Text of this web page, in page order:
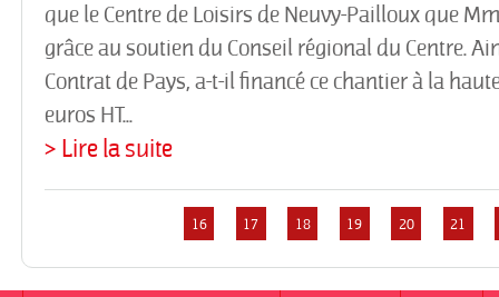
que le Centre de Loisirs de Neuvy-Pailloux que
grâce au soutien du Conseil régional du Centre.
Contrat de Pays, a-t-il financé ce chantier à la
euros HT...
> Lire la suite
16 17 18 19 20 21